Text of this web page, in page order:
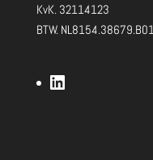
KvK. 32114123
BTW. NL8154.38679.B01
LinkedIn